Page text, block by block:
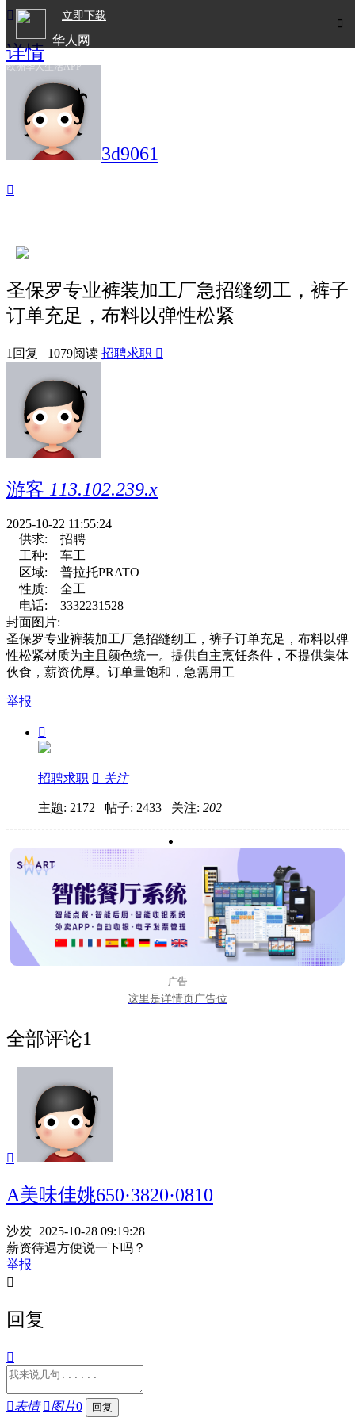

立即下载
华人网
欧洲华人生活APP

详情
3d9061

圣保罗专业裤装加工厂急招缝纫工，裤子
订单充足，布料以弹性松紧
1回复 1079阅读 招聘求职 
游客 113.102.239.x
2025-10-22 11:55:24
供求:
招聘
工种:
车工
区域:
普拉托PRATO
性质:
全工
电话:
3332231528
封面图片:
圣保罗专业裤装加工厂急招缝纫工，裤子订单充足，布料以弹
性松紧材质为主且颜色统一。提供自主烹饪条件，不提供集体
伙食，薪资优厚。订单量饱和，急需用工
举报

招聘求职  关注
主题: 2172 帖子: 2433 关注: 202
广告
这里是详情页广告位
全部评论1

A美味佳姚650·3820·0810
沙发 2025-10-28 09:19:28
薪资待遇方便说一下吗？
举报

回复

表情 图片0